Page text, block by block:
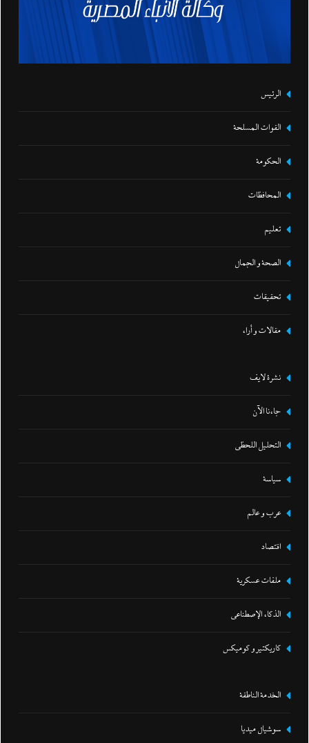
الرئيس
القوات المسلحة
الحكومة
المحافظات
تعليم
الصحة و الجمال
تحقيقات
مقالات و أراء
نشرة لايف
جاءنا الآن
التحليل اللحظي
سياسة
عرب و عالم
اقتصاد
ملفات عسكرية
الذكاء الإصطناعي
كاريكتير و كوميكس
الخدمة الناطقة
سوشيال ميديا